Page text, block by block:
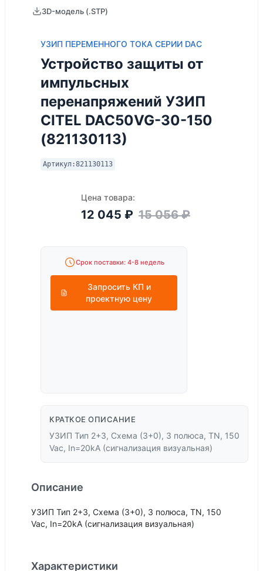
3D-модель (.STP)
УЗИП ПЕРЕМЕННОГО ТОКА СЕРИИ DAC
Устройство защиты от
импульсных
перенапряжений УЗИП
CITEL DAC50VG-30-150
(821130113)
Артикул:821130113
Цена товара:
12 045 ₽ 15 056₽
Срок поставки: 4-8 недель
Запросить КП и
проектную цену
КРАТКОЕ ОПИСАНИЕ
УЗИП Тип 2+3, Схема (3+0), 3 полюса, TN, 150
Vac, In=20kA (сигнализация визуальная)
Описание
УЗИП Тип 2+3, Схема (3+0), 3 полюса, TN, 150
Vac, In=20kA (сигнализация визуальная)
Характеристики